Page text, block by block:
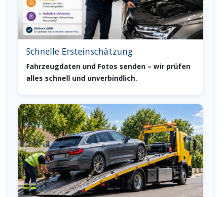
Schnelle Ersteinschätzung
Fahrzeugdaten und Fotos senden – wir prüfen
alles schnell und unverbindlich.